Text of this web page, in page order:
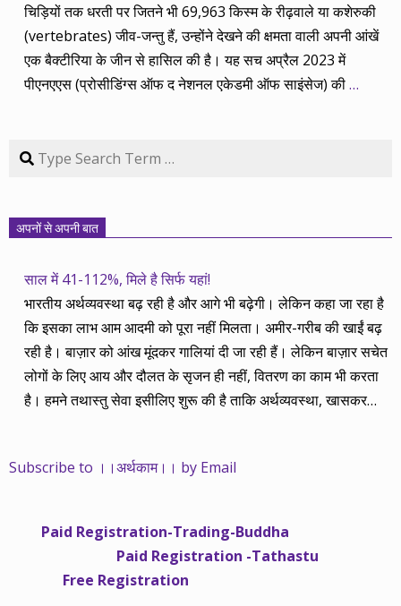
चिड़ियों तक धरती पर जितने भी 69,963 किस्म के रीढ़वाले या कशेरुकी
(vertebrates) जीव-जन्तु हैं, उन्होंने देखने की क्षमता वाली अपनी आंखें
एक बैक्टीरिया के जीन से हासिल की है। यह सच अप्रैल 2023 में
पीएनएएस (प्रोसीडिंग्स ऑफ द नेशनल एकेडमी ऑफ साइंसेज) की…
Search
अपनों से अपनी बात
साल में 41-112%, मिले है सिर्फ यहां!
भारतीय अर्थव्यवस्था बढ़ रही है और आगे भी बढ़ेगी। लेकिन कहा जा रहा है
कि इसका लाभ आम आदमी को पूरा नहीं मिलता। अमीर-गरीब की खाईं बढ़
रही है। बाज़ार को आंख मूंदकर गालियां दी जा रही हैं। लेकिन बाज़ार सचेत
लोगों के लिए आय और दौलत के सृजन ही नहीं, वितरण का काम भी करता
है। हमने तथास्तु सेवा इसीलिए शुरू की है ताकि अर्थव्यवस्था, खासकर
महंगाई की दर 10 प्रतिशत से ऊपर रहती है। वे भागकर जाते हैं सोने और
नहीं आती। खुद उनके कितने काम आएगी, यह भी पक्का नहीं। जो पिछले
साढ़े चार सालों से अर्थकाम से जुड़े हैं, वे हमारी ईमानदारी और सत्यनिष्ठा से
भलीभांति वाकिफ हैं। शुरू में हम भी कच्चे थे तो बाज़ार के उस्तादों के जाल
में फंस गए। गलतियां कीं। लेकिन जैसे ही समझ में आया, खटाक से उनसे
Subscribe to ।।अर्थकाम।। by Email
Paid Registration-Trading-Buddha
Paid Registration -Tathastu
Free Registration